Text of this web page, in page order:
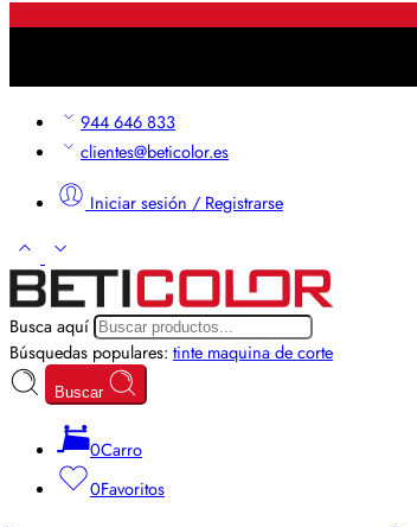
944 646 833
clientes@beticolor.es
Iniciar sesión / Registrarse
Busca aquí
Búsquedas populares: tinte maquina de corte
Buscar
0Carro
0Favoritos